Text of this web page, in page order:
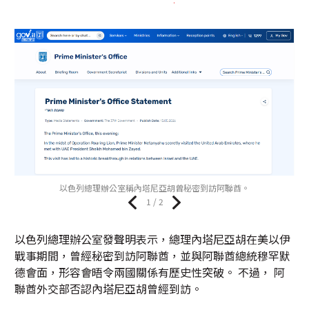
以色列總理辦公室稱內塔尼亞胡曾秘密到訪阿聯酋。
1 / 2
以色列總理辦公室發聲明表示，總理內塔尼亞胡在美以伊
戰事期間，曾經秘密到訪阿聯酋，並與阿聯酋總統穆罕默
德會面，形容會晤令兩國關係有歷史性突破。 不過， 阿
聯酋外交部否認內塔尼亞胡曾經到訪。